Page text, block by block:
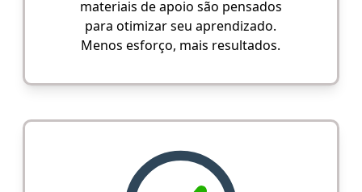
materiais de apoio são pensados
para otimizar seu aprendizado.
Menos esforço, mais resultados.